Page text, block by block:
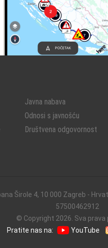
Javna nabava
Odnosi s javnošću
Društvena odgovornost
Širole 4, 10 000 Zagreb -
57500462912
© Copyright 2026. Sva prava
Pratite nas na:
YouTube